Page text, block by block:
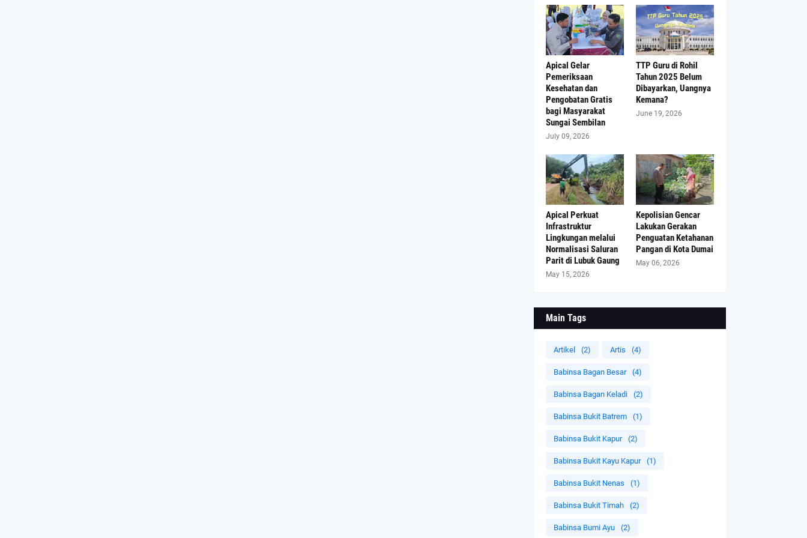
Apical Gelar
Pemeriksaan
Kesehatan dan
Pengobatan Gratis
bagi Masyarakat
Sungai Sembilan
July 09, 2026
TTP Guru di Rohil
Tahun 2025 Belum
Dibayarkan, Uangnya
Kemana?
June 19, 2026
Apical Perkuat
Infrastruktur
Lingkungan melalui
Normalisasi Saluran
Parit di Lubuk Gaung
May 15, 2026
Kepolisian Gencar
Lakukan Gerakan
Penguatan Ketahanan
Pangan di Kota Dumai
May 06, 2026
Main Tags
Artikel (2) Artis (4)
Babinsa Bagan Besar (4)
Babinsa Bagan Keladi (2)
Babinsa Bukit Batrem (1)
Babinsa Bukit Kapur (2)
Babinsa Bukit Kayu Kapur (1)
Babinsa Bukit Nenas (1)
Babinsa Bukit Timah (2)
Babinsa Bumi Ayu (2)